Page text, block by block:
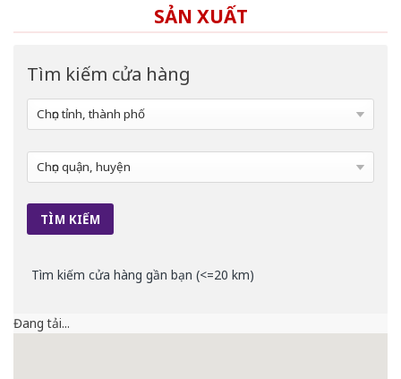
SẢN XUẤT
Tìm kiếm cửa hàng
Tìm kiếm cửa hàng gần bạn (<=20 km)
Đang tải...